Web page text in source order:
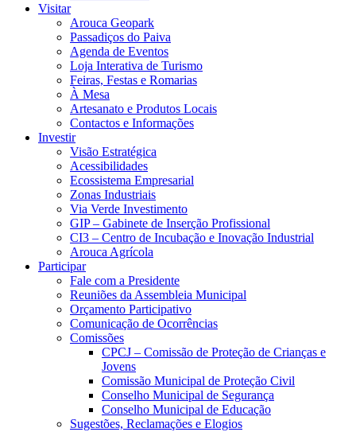
Visitar
Arouca Geopark
Passadiços do Paiva
Agenda de Eventos
Loja Interativa de Turismo
Feiras, Festas e Romarias
À Mesa
Artesanato e Produtos Locais
Contactos e Informações
Investir
Visão Estratégica
Acessibilidades
Ecossistema Empresarial
Zonas Industriais
Via Verde Investimento
GIP – Gabinete de Inserção Profissional
CI3 – Centro de Incubação e Inovação Industrial
Arouca Agrícola
Participar
Fale com a Presidente
Reuniões da Assembleia Municipal
Orçamento Participativo
Comunicação de Ocorrências
Comissões
CPCJ – Comissão de Proteção de Crianças e
Jovens
Comissão Municipal de Proteção Civil
Conselho Municipal de Segurança
Conselho Municipal de Educação
Sugestões, Reclamações e Elogios